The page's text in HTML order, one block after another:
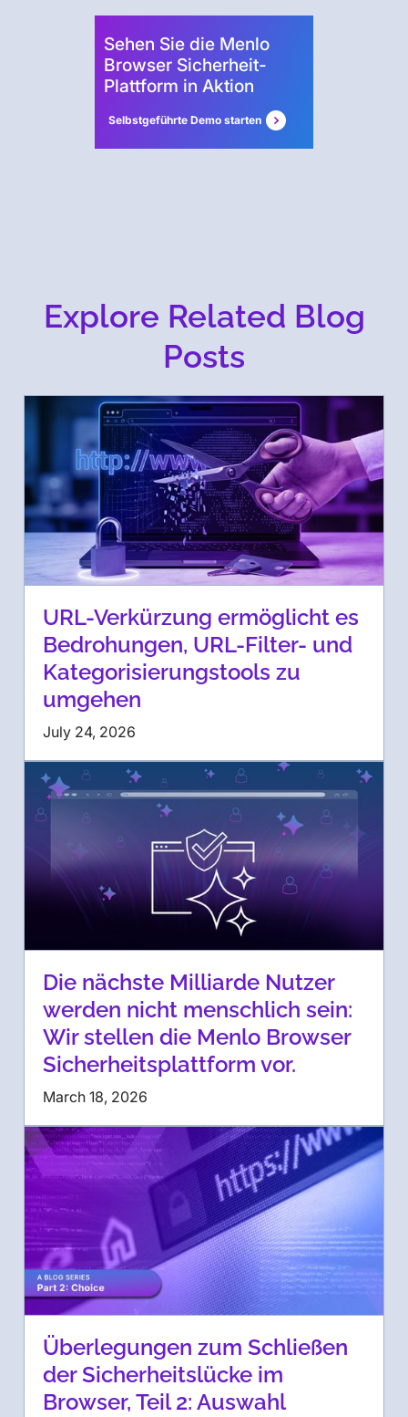
Sehen Sie die Menlo
Browser Sicherheit-
Plattform in Aktion
Selbstgeführte Demo starten
Explore Related Blog
Posts
URL-Verkürzung ermöglicht es
Bedrohungen, URL-Filter- und
Kategorisierungstools zu
umgehen
July 24, 2026
Die nächste Milliarde Nutzer
werden nicht menschlich sein:
Wir stellen die Menlo Browser
Sicherheitsplattform vor.
March 18, 2026
Überlegungen zum Schließen
der Sicherheitslücke im
Browser, Teil 2: Auswahl